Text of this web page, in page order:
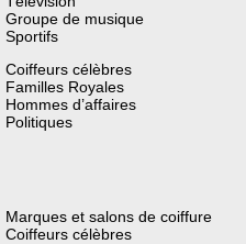
Groupe de musique
Sportifs
Coiffeurs célèbres
Familles Royales
Hommes d’affaires
Politiques
Marques et salons de coiffure
Coiffeurs célèbres